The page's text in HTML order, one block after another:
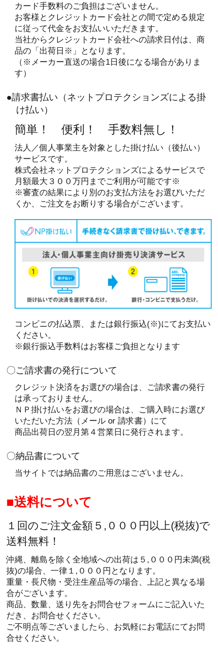
カード手数料のご負担はございません。
お客様とクレジットカード会社との間で定める規定
に従って代金をお支払いいただきます。
当社からクレジットカード会社への請求日付は、商
品の「出荷日※」となります。
（※メーカー直送の場合1日後になる場合がありま
す）
●請求書払い（ネットプロテクションズによる掛
け払い）
簡単！ 便利！ 手数料無し！
法人／個人事業主を対象とした掛け払い（後払い）
サービスです。
株式会社ネットプロテクションズによるサービスで
月額最大３００万円までご利用が可能です※
※審査の結果により別のお支払方法をお選びいただ
くか、ご注文をお断りする場合がございます。
コンビニの払込票、または銀行振込(※)にてお支払い
ください。
※銀行振込手数料はお客様ご負担となります
〇ご請求書の発行について
クレジット決済をお選びの場合は、ご請求書の発行
は承っておりません。
ＮＰ掛け払いをお選びの場合は、ご購入時にお選び
いただいた方法（メール or 請求書）にて
商品出荷日の翌月第４営業日に発行されます。
〇納品書について
当サイトでは納品書のご用意はございません。
送料について
１回のご注文金額５,０００円以上(税抜)で
送料無料！
沖縄、離島を除く全地域への出荷は５,０００円未満(税
抜)の場合、一律１,０００円となります。
重量・長尺物・受注生産品等の場合、上記と異なる場
合がございます。
商品、数量、送り先をお問合せフォームにご記入いた
だき、お問合せください。
ご不明点等ございましたら、お気軽にお電話にてお問
合せください。